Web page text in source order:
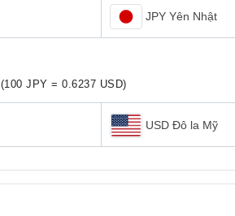
JPY Yên Nhật
(100 JPY = 0.6237 USD)
USD Đô la Mỹ